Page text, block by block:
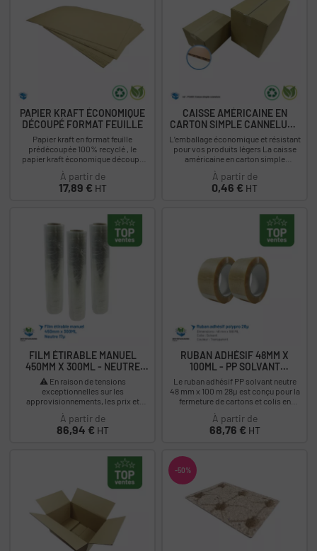
PAPIER KRAFT ÉCONOMIQUE
DÉCOUPÉ FORMAT FEUILLE
Papier kraft en format feuille
prédécoupée 100% recyclé , le
papier kraft économique découpé
est la solution économique et
écologique pour...
À partir de
Prix
17,89 € HT
CAISSE AMÉRICAINE EN
CARTON SIMPLE CANNELURE
-...
L’emballage économique et résistant
pour vos produits légers La caisse
américaine en carton simple
cannelure est une solution
d’emballage idéale...
À partir de
Prix
0,46 € HT
FILM ÉTIRABLE MANUEL
450MM X 300ML - NEUTRE
17Μ...
⚠️ En raison de tensions
exceptionnelles sur les
approvisionnements, les prix et
délais de ce produit sont
susceptibles d’évoluer. Nous vous...
À partir de
Prix
86,94 € HT
RUBAN ADHÉSIF 48MM X
100ML - PP SOLVANT
NEUTRE...
Le ruban adhésif PP solvant neutre
48 mm x 100 m 28µ est conçu pour la
fermeture de cartons et colis en
environnement professionnel. Son...
À partir de
Prix
68,76 € HT
-50%